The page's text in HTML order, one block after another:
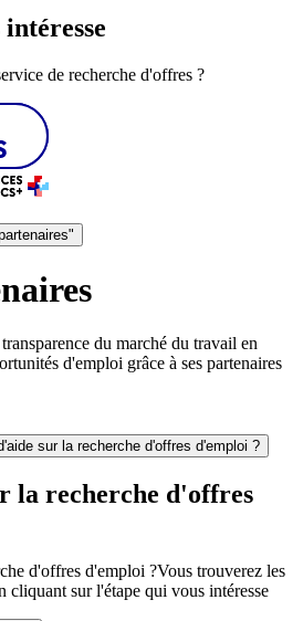
de recherche d'offres ?
du marché du travail en
d'emploi grâce à ses partenaires
sur la recherche d'offres d'emploi ?
la recherche d'offres
d'offres d'emploi ?Vous trouverez les
cliquant sur l'étape qui vous intéresse